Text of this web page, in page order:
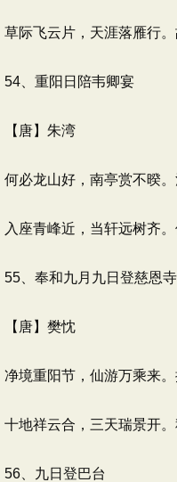
草际飞云片，天涯落雁行
54、重阳日陪韦卿宴
【唐】朱湾
何必龙山好，南亭赏不暌
入座青峰近，当轩远树齐
55、奉和九月九日登慈恩
【唐】樊忱
净境重阳节，仙游万乘来
十地祥云合，三天瑞景开
56、九日登巴台